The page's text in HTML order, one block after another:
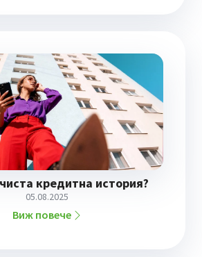
кредитна история?
05.08.2025
Виж повече